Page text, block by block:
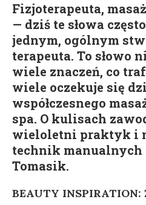
Fizjoterapeuta,
— dziś te słowa
jednym, ogólnym
terapeuta. To słowo
wiele znaczeń, co
wiele oczekuje się
współczesnego
spa. O kulisach
wieloletni praktyk i
technik manualnych
Tomasik.
BEAUTY INSPIRATION: